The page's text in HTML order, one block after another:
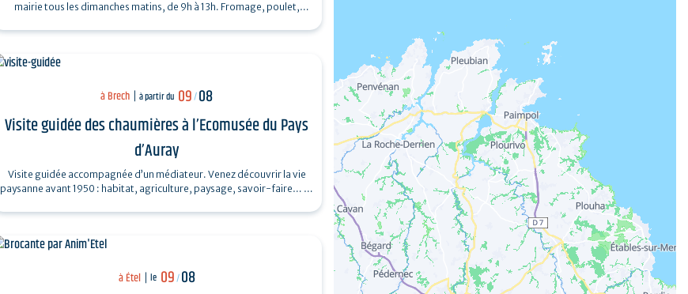
mairie tous les dimanches matins, de 9h à 13h. Fromage, poulet,
à Brech à partir du 09/08
Visite guidée des chaumières à l’Ecomusée du Pays
d’Auray
Visite guidée accompagnée d’un médiateur. Venez découvrir la vie
paysanne avant 1950 : habitat, agriculture, paysage, savoir-faire… et
à Étel le 09/ 08